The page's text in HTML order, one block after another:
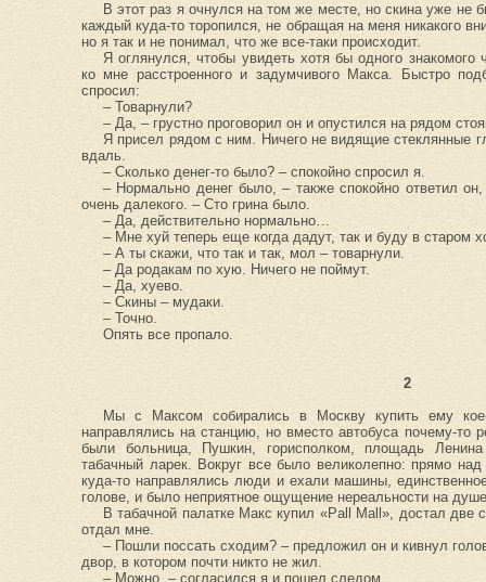
В этот раз я очнулся на том же месте, но скина уже не
каждый куда-то торопился, не обращая на меня никакого
но я так и не понимал, что же все-таки происходит.
Я оглянулся, чтобы увидеть хотя бы одного
ко мне расстроенного и задумчивого Макса. Быстро
спросил:
– Товарнули?
– Да, – грустно проговорил он и опустился на рядом
Я присел рядом с ним. Ничего не видящие стеклянные
вдаль.
– Сколько денег-то было? – спокойно спросил я.
– Нормально денег было, – также спокойно ответил он,
очень далекого. – Сто грина было.
– Да, действительно нормально…
– Мне хуй теперь еще когда дадут, так и буду в старом
– А ты скажи, что так и так, мол – товарнули.
– Да родакам по хую. Ничего не поймут.
– Да, хуево.
– Скины – мудаки.
– Точно.
Опять все пропало.
2
Мы с Максом собирались в Москву купить ему
направлялись на станцию, но вместо автобуса почему-то
были больница, Пушкин, горисполком, площадь
табачный ларек. Вокруг все было великолепно: прямо
куда-то направлялись люди и ехали машины,
голове, и было неприятное ощущение нереальности на
В табачной палатке Макс купил «Pall Mall», достал две
отдал мне.
– Пошли поссать сходим? – предложил он и кивнул
двор, в котором почти никто не жил.
– Можно, – согласился я и пошел следом.